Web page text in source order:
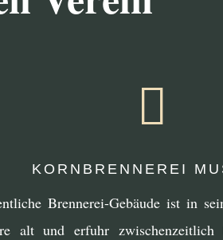

KORNBRENNEREI
Brennerei-Gebäude ist in
alt und erfuhr zwischenzeitlich